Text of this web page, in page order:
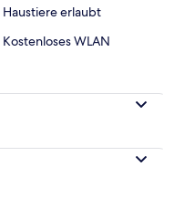
Haustiere erlaubt
Kostenloses WLAN